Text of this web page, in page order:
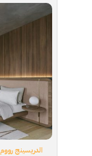
الدريسينج رووم